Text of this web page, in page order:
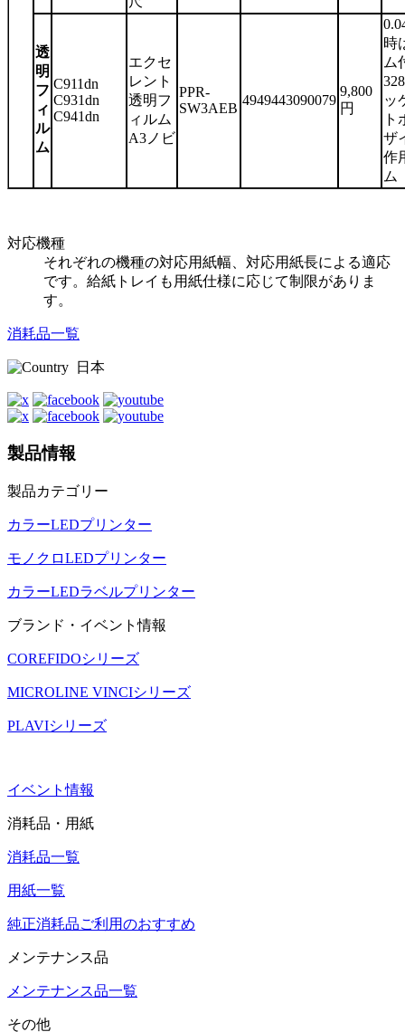
透
明
フ
ィ
ル
ム
C911dn
C931dn
C941dn
エクセ
レント
透明フ
ィルム
A3ノビ
PPR-
SW3AEB
4949443090079
9,800
円
時
ム
ッ
ト
ザ
作
ム
対応機種
それぞれの機種の対応用紙幅、対応用紙長による適応
です。給紙トレイも用紙仕様に応じて制限がありま
す。
消耗品一覧
日本
製品情報
製品カテゴリー
カラーLEDプリンター
モノクロLEDプリンター
カラーLEDラベルプリンター
ブランド・イベント情報
COREFIDOシリーズ
MICROLINE VINCIシリーズ
PLAVIシリーズ
イベント情報
消耗品・用紙
消耗品一覧
用紙一覧
純正消耗品ご利用のおすすめ
メンテナンス品
メンテナンス品一覧
その他